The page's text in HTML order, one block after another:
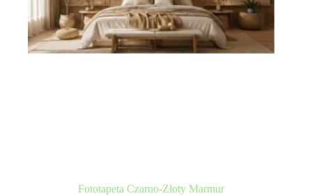
Fototapeta Czarno-Złoty Marmur